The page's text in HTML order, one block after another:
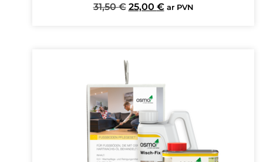
31,50€ Original
25,00 €Current
ar PVN